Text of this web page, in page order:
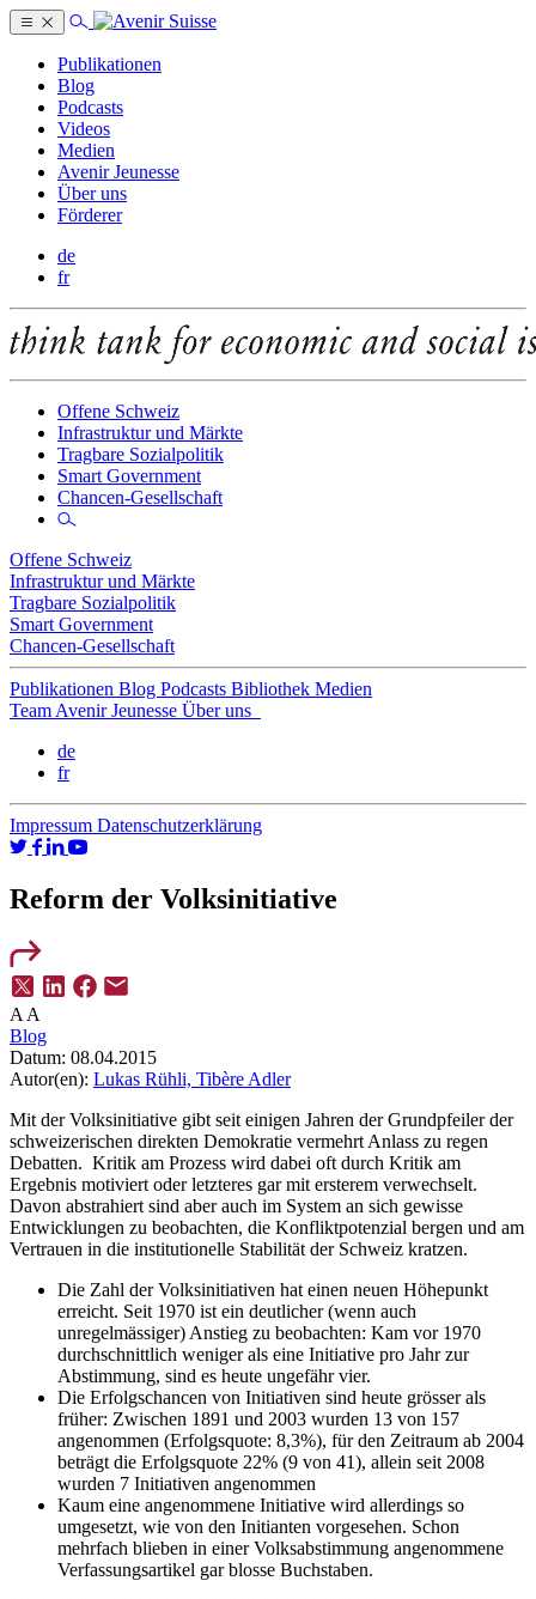
Publikationen
Blog
Podcasts
Videos
Medien
Avenir Jeunesse
Über uns
Förderer
de
fr
Offene Schweiz
Infrastruktur und Märkte
Tragbare Sozialpolitik
Smart Government
Chancen-Gesellschaft
Offene Schweiz
Infrastruktur und Märkte
Tragbare Sozialpolitik
Smart Government
Chancen-Gesellschaft
Publikationen Blog Podcasts Bibliothek Medien
Team Avenir Jeunesse Über uns
de
fr
Impressum Datenschutzerklärung
Reform der Volksinitiative
A A
Blog
Datum: 08.04.2015
Autor(en): Lukas Rühli, Tibère Adler
Mit der Volksinitiative gibt seit einigen Jahren der Grundpfeiler der
schweizerischen direkten Demokratie vermehrt Anlass zu regen
Debatten. Kritik am Prozess wird dabei oft durch Kritik am
Ergebnis motiviert oder letzteres gar mit ersterem verwechselt.
Davon abstrahiert sind aber auch im System an sich gewisse
Entwicklungen zu beobachten, die Konfliktpotenzial bergen und am
Vertrauen in die institutionelle Stabilität der Schweiz kratzen.
Die Zahl der Volksinitiativen hat einen neuen Höhepunkt
erreicht. Seit 1970 ist ein deutlicher (wenn auch
unregelmässiger) Anstieg zu beobachten: Kam vor 1970
durchschnittlich weniger als eine Initiative pro Jahr zur
Abstimmung, sind es heute ungefähr vier.
Die Erfolgschancen von Initiativen sind heute grösser als
früher: Zwischen 1891 und 2003 wurden 13 von 157
angenommen (Erfolgsquote: 8,3%), für den Zeitraum ab 2004
beträgt die Erfolgsquote 22% (9 von 41), allein seit 2008
wurden 7 Initiativen angenommen
Kaum eine angenommene Initiative wird allerdings so
umgesetzt, wie von den Initianten vorgesehen. Schon
mehrfach blieben in einer Volksabstimmung angenommene
Verfassungsartikel gar blosse Buchstaben.